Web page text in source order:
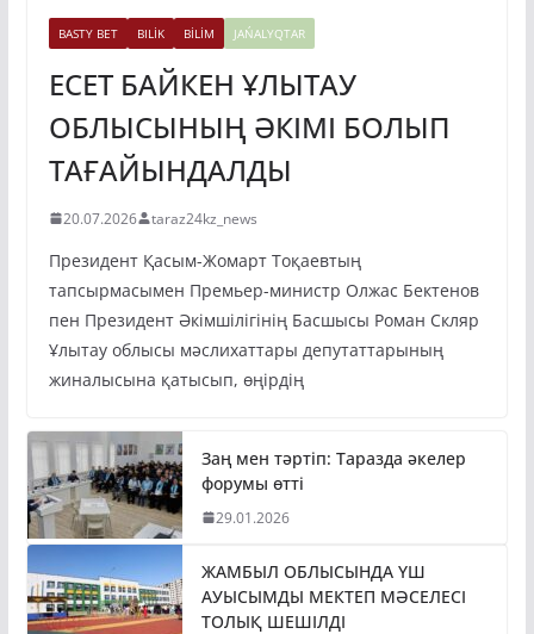
BASTY BET BILİK BİLİM JAŃALYQTAR
ЕСЕТ БАЙКЕН ҰЛЫТАУ
ОБЛЫСЫНЫҢ ӘКІМІ БОЛЫП
ТАҒАЙЫНДАЛДЫ
20.07.2026 taraz24kz_news
Президент Қасым-Жомарт Тоқаевтың
тапсырмасымен Премьер-министр Олжас Бектенов
пен Президент Әкімшілігінің Басшысы Роман Скляр
Ұлытау облысы мәслихаттары депутаттарының
жиналысына қатысып, өңірдің
Заң мен тәртіп: Таразда әкелер
форумы өтті
29.01.2026
ЖАМБЫЛ ОБЛЫСЫНДА ҮШ
АУЫСЫМДЫ МЕКТЕП МӘСЕЛЕСІ
ТОЛЫҚ ШЕШІЛДІ